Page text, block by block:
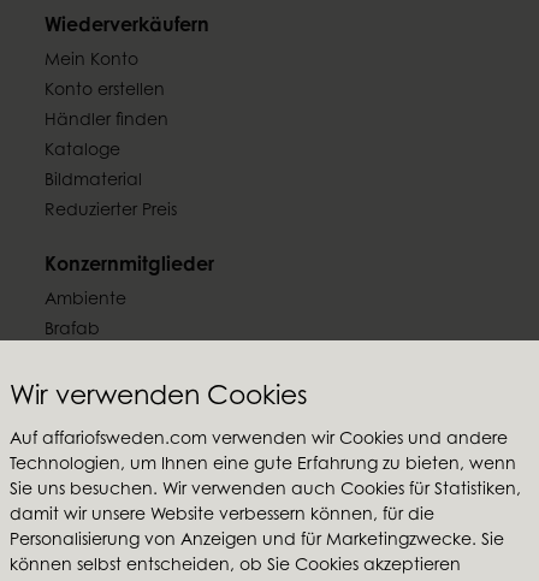
Wir verwenden Cookies
Auf affariofsweden.com verwenden wir Cookies und andere
Technologien, um Ihnen eine gute Erfahrung zu bieten, wenn
Sie uns besuchen. Wir verwenden auch Cookies für Statistiken,
damit wir unsere Website verbessern können, für die
Personalisierung von Anzeigen und für Marketingzwecke. Sie
können selbst entscheiden, ob Sie Cookies akzeptieren
Wiederverkäufern
Mein Konto
Konto erstellen
Händler finden
Kataloge
Bildmaterial
Reduzierter Preis
Konzernmitglieder
Ambiente
Brafab
Furninova
Folgen Sie uns